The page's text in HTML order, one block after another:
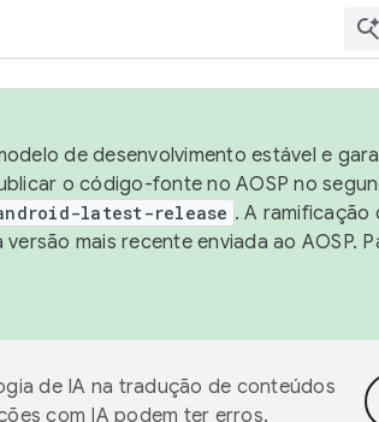
de desenvolvimento estável e
o código-fonte no AOSP no
latest-release . A ramificação
mais recente enviada ao AOSP.
de IA na tradução de conteúdos
com IA podem ter erros.